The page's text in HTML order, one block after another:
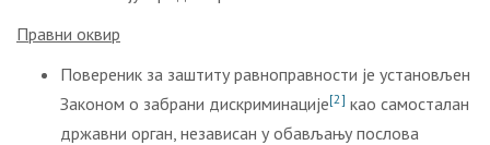
Правни оквир
Повереник за заштиту равноправности је установљен
Законом о забрани дискриминације[2] као самосталан
државни орган, независан у обављању послова